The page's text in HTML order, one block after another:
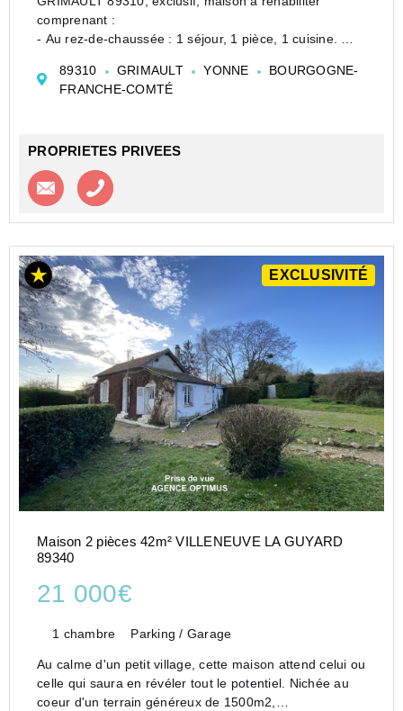
comprenant :
- Au rez-de-chaussée : 1 séjour, 1 pièce, 1 cuisine.
point d'eau.
Garage.
89310 GRIMAULT YONNE
BOURGOGNE-
FRANCHE-COMTÉ
PROPRIETES PRIVEES
Contacter l'agence
EXCLUSIVITÉ
Maison 2 pièces 42m² VILLENEUVE LA GUYARD
89340
21 000€
1 chambre Parking / Garage
Au calme d'un petit village, cette maison attend celui ou
celle qui saura en révéler tout le potentiel. Nichée au
coeur d'un terrain généreux de 1500m2,